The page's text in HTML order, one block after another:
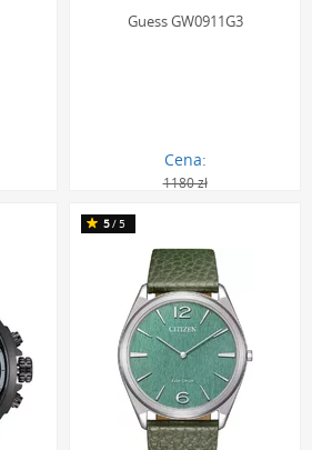
Guess GW0911G3
Cena:
1180 zł
5/5